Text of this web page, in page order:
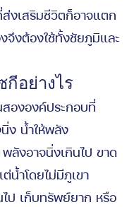
งเสริมชีวิตก็อาจแตก
งต้องใช้ทั้งชัยภูมิและ
อย่างไร
สององค์ประกอบที่
ง น้ำให้พลัง
ลังอาจนิ่งเกินไป ขาด
น้ำโดยไม่มีภูเขา
ไป เก็บทรัพย์ยาก หรือ